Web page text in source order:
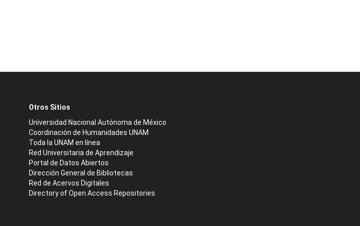
Otros Sitios
Universidad Nacional Autónoma de México
Coordinación de Humanidades UNAM
Toda la UNAM en línea
Red Universitaria de Aprendizaje
Portal de Datos Abiertos
Dirección General de Bibliotecas
Red de Acervos Digitales
Directory of Open Access Repositories